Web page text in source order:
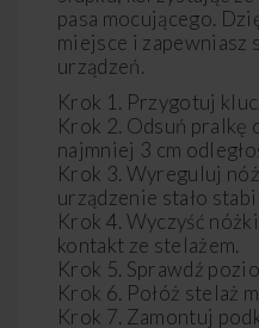
pasa mocującego.
miejsce i zapewniasz
urządzeń.
Krok 1. Przygotuj
Krok 2. Odsuń pralkę
najmniej 3 cm
Krok 3. Wyreguluj
urządzenie stało
Krok 4. Wyczyść
kontakt ze stelażem.
Krok 5. Sprawdź
Krok 6. Połóż stelaż
Krok 7. Zamontuj